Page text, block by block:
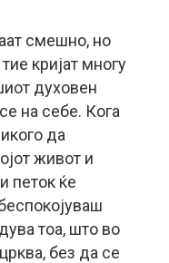
смешно, но
кријат многу
духовен
на себе. Кога
да
живот и
петок ќе
тоа, што во
без да се